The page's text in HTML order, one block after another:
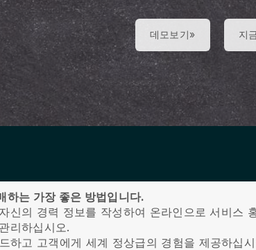
데모보기» 지
는 가장 좋은 방법입니다.
신의 경력 정보를 작성하여 온라인으로 서비스
리하십시오.
하고 고객에게 세계 정상급의 경험을 제공하십